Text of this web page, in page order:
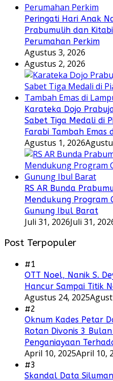
Peringati Hari Anak
Prabumulih dan
Perumahan Perkim
Agustus 3, 2026
Agustus 2, 2026
Karateka Dojo
Sabet Tiga Medali di
Farabi Tambah Emas
Agustus 1, 2026
RS AR Bunda
Mendukung Program
Gunung Ibul Barat
Juli 31, 2026Juli 31,
Post Terpopuler
#1
OTT Noel, Nanik S.
Hancur Sampai Titik
Agustus 24, 2025
#2
Oknum Kades Petar
Rotan Divonis 3
Penganiayaan
April 10, 2025April 10,
#3
Skandal Data